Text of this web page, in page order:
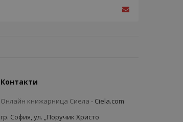
Контакти
Онлайн книжарница Сиела - Ciela.com
гр. София, ул. „Поручик Христо